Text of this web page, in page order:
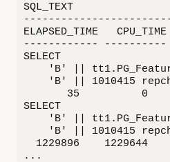
SQL_TEXT
ELAPSED_TIME
------------
SELECT
'B' ||
'B' || 1010415
35          0
SELECT
'B' ||
'B' || 1010415
1229896    1229644
...